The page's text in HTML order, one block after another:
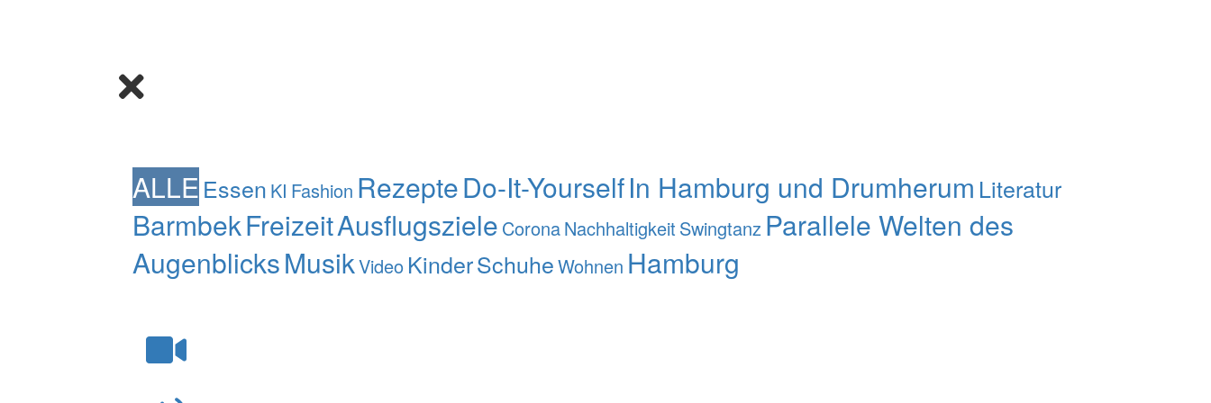
ALLEEssen KI Fashion RezepteDo-It-YourselfIn Hamburg und Drumherum Literatur
BarmbekFreizeitAusflugsziele CoronaNachhaltigkeit Swingtanz Parallele Welten des
AugenblicksMusikVideo KinderSchuheWohnen Hamburg